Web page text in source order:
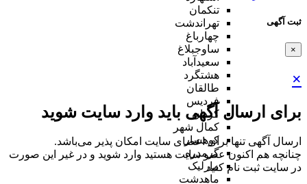
ثبت آگهی
×
×
برای ارسال آگهی باید وارد سایت شوید
ارسال آگهی تنها برای اعضای سایت امکان پذیر می‌باشد.
چنانچه هم‌ اکنون عضو سایت هستید وارد شوید و در غیر این صورت
در سایت ثبت نام کنید
تنکمان
تهراندشت
چهارباغ
ساوجبلاغ
سعیدآباد
هشتگرد
طالقان
فردیس
کردان
کمال شهر
کوهسار
گرمدره
مارلیک
ماهدشت